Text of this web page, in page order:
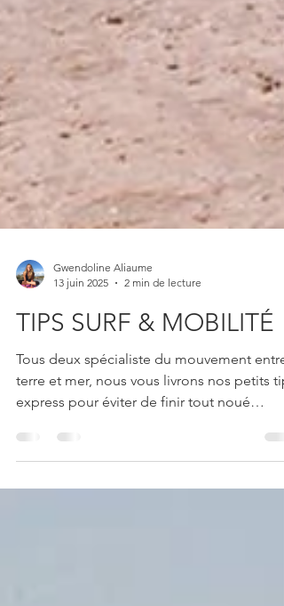
13 juin 2025
2 min de lecture
TIPS SURF & MOBILITÉ
Tous deux spécialiste du mouvement entre
terre et mer, nous vous livrons nos petits
express pour éviter de finir tout noué
comme ta combi.